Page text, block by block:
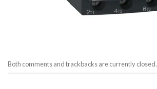
Both comments and trackbacks are currently closed.